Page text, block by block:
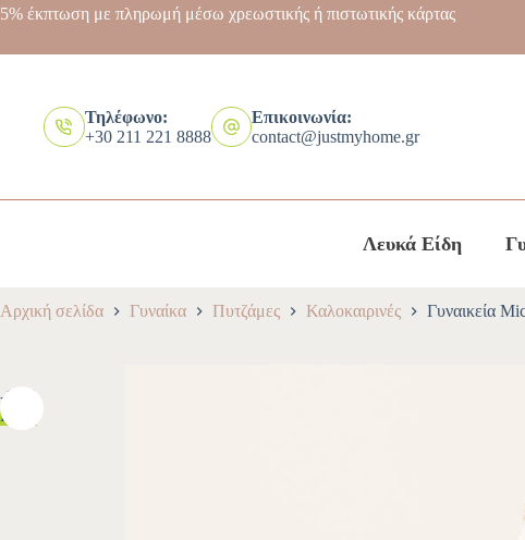
5% έκπτωση με πληρωμή μέσω χρεωστικής ή πιστωτικής κάρτας
Τηλέφωνο:
+30 211 221 8888
Επικοινωνία:
contact@justmyhome.gr
Λευκά Είδη
Αρχική σελίδα Γυναίκα Πυτζάμες Καλοκαιρινές Γυναικεία
-10%
HOT